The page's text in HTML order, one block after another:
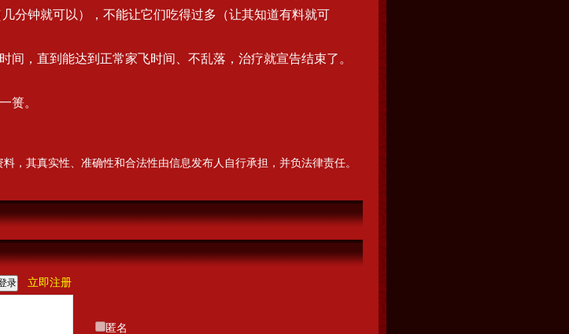
分钟就可以），不能让它们吃得过多（让其知道有料就可
，直到能达到正常家飞时间、不乱落，治疗就宣告结束了。
篑。
，其真实性、准确性和合法性由信息发布人自行承担，并负法律责任。
立即注册
匿名